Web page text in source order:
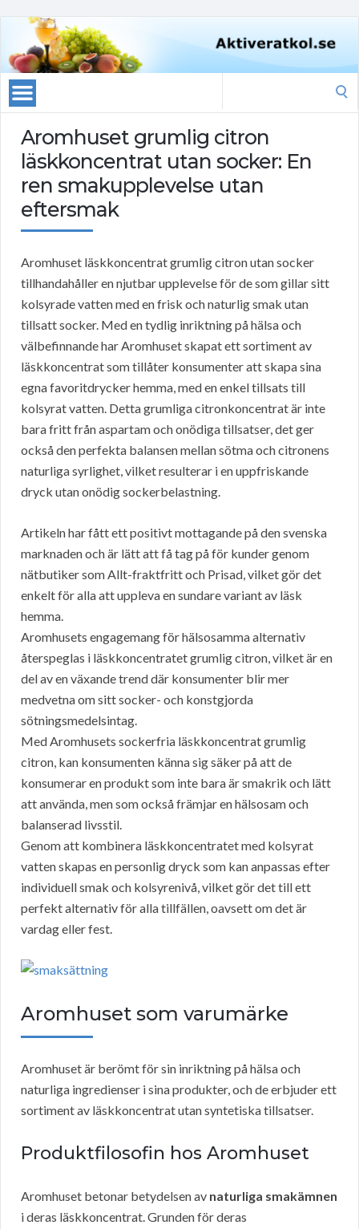
Aromhuset grumlig citron
läskkoncentrat utan socker: En
ren smakupplevelse utan
eftersmak
Aromhuset läskkoncentrat grumlig citron utan socker
tillhandahåller en njutbar upplevelse för de som gillar sitt
kolsyrade vatten med en frisk och naturlig smak utan
tillsatt socker. Med en tydlig inriktning på hälsa och
välbefinnande har Aromhuset skapat ett sortiment av
läskkoncentrat som tillåter konsumenter att skapa sina
egna favoritdrycker hemma, med en enkel tillsats till
kolsyrat vatten. Detta grumliga citronkoncentrat är inte
bara fritt från aspartam och onödiga tillsatser, det ger
också den perfekta balansen mellan sötma och citronens
naturliga syrlighet, vilket resulterar i en uppfriskande
dryck utan onödig sockerbelastning.
Artikeln har fått ett positivt mottagande på den svenska
marknaden och är lätt att få tag på för kunder genom
nätbutiker som Allt-fraktfritt och Prisad, vilket gör det
enkelt för alla att uppleva en sundare variant av läsk
hemma.
Aromhusets engagemang för hälsosamma alternativ
återspeglas i läskkoncentratet grumlig citron, vilket är en
del av en växande trend där konsumenter blir mer
medvetna om sitt socker- och konstgjorda
sötningsmedelsintag.
Med Aromhusets sockerfria läskkoncentrat grumlig
citron, kan konsumenten känna sig säker på att de
konsumerar en produkt som inte bara är smakrik och lätt
att använda, men som också främjar en hälsosam och
balanserad livsstil.
Genom att kombinera läskkoncentratet med kolsyrat
vatten skapas en personlig dryck som kan anpassas efter
individuell smak och kolsyrenivå, vilket gör det till ett
perfekt alternativ för alla tillfällen, oavsett om det är
vardag eller fest.
Aromhuset som varumärke
Aromhuset är berömt för sin inriktning på hälsa och
naturliga ingredienser i sina produkter, och de erbjuder ett
sortiment av läskkoncentrat utan syntetiska tillsatser.
Produktfilosofin hos Aromhuset
Aromhuset betonar betydelsen av naturliga smakämnen
i deras läskkoncentrat. Grunden för deras